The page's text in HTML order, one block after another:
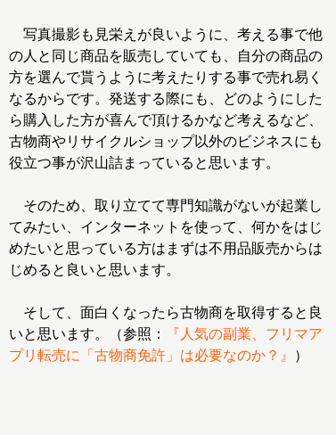
写真撮影も見栄えが良いように、考える事で他
の人と同じ商品を販売していても、自分の商品の
方を選んで貰うように考えたりする事で売れ易く
なるからです。発送する際にも、どのようにした
ら購入した方が喜んで頂けるかなど考えるなど、
古物商やリサイクルショップ以外のビジネスにも
役立つ事が沢山詰まっていると思います。
そのため、取り立てて専門知識がないが起業し
てみたい、インターネットを使って、何かをはじ
めたいと思っている方はまずは不用品販売からは
じめると良いと思います。
そして、面白くなったら古物商を取得すると良
いと思います。（参照：
『人気の副業、フリマア
プリ転売に「古物商免許」は必要なのか？』
）